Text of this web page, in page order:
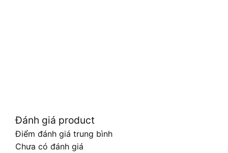
Đánh giá product
Điểm đánh giá trung bình
Chưa có đánh giá